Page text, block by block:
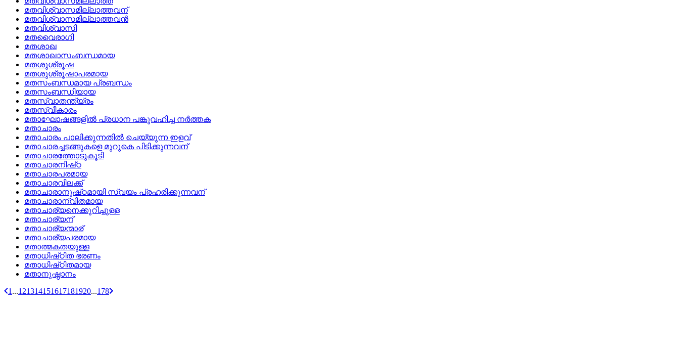
മതവിശ്വാസമില്ലാത്തവന്
മതവിശ്വാസമില്ലാത്തവന്‍
മതവിശ്വാസി
മതവൈരാഗി
മതശാഖ
മതശാഖാസംബന്ധമായ
മതശുശ്രൂഷ
മതശുശ്രൂഷാപരമായ
മതസംബന്ധമായ പ്രബന്ധം
മതസംബന്ധിയായ
മതസ്വാതന്ത്യ്രം
മതസ്വീകാരം
മതാഘോഷങ്ങളില്‍ പ്രധാന പങ്കുവഹിച്ച നര്‍ത്തക
മതാചാരം
മതാചാരം പാലിക്കുന്നതില്‍ ചെയ്യുന്ന ഇളവ്
മതാചാരച്ചടങ്ങുകളെ മുറുകെ പിടിക്കുന്നവന്
മതാചാരത്തോടുകൂടി
മതാചാരനിഷ്‌ഠ
മതാചാരപരമായ
മതാചാരവിലക്ക്
മതാചാരാനുഷ്‌ഠമായി സ്വയം പ്രഹരിക്കുന്നവന്
മതാചാരാന്വിതമായ
മതാചാര്യനെക്കുറിച്ചുള്ള
മതാചാര്യന്
മതാചാര്യന്മാര്
മതാചാര്യപരമായ
മതാത്മകതയുള്ള
മതാധിഷ്‌ഠിത ഭരണം
മതാധിഷ്‌ഠിതമായ
മതാനുഷ്ഠാനം
1 ...121314151617181920...178